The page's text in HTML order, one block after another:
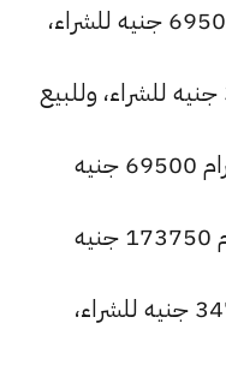
سعر الذهب عيار 21 وزن 1 جرام 6950 جنيه للشراء،
سعر عيار 21 وزن 5 جرام 34750 جنيه للشراء، وللبيع
أسعار الذهب عيار 21 وزن 10 جرام 69500 جنيه
سعر الذهب عيار 21 وزن 25 جرام 173750 جنيه
سعر عيار 21 وزن 50 جرام 347500 جنيه للشراء،